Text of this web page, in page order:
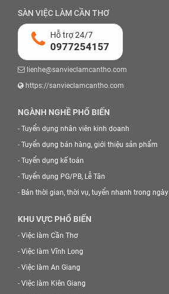
SÀN VIỆC LÀM CẦN THƠ
Hỗ trợ 24/7
0977254157
lienhe@sanvieclamcantho.com
https://sanvieclamcantho.com
NGÀNH NGHỀ PHỔ BIẾN
- Tuyển dụng nhân viên kinh doanh
- Tuyển dụng bán hàng, giới thiệu sản phẩm
- Tuyển dụng kế toán
- Tuyển dụng PG/PB, Lễ Tân
- Bán thời gian, thời vụ, tuyển nhanh trong ngày
KHU VỰC PHỔ BIẾN
- Việc làm Cần Thơ
- Việc làm Vĩnh Long
- Việc làm An Giang
- Việc làm Kiên Giang